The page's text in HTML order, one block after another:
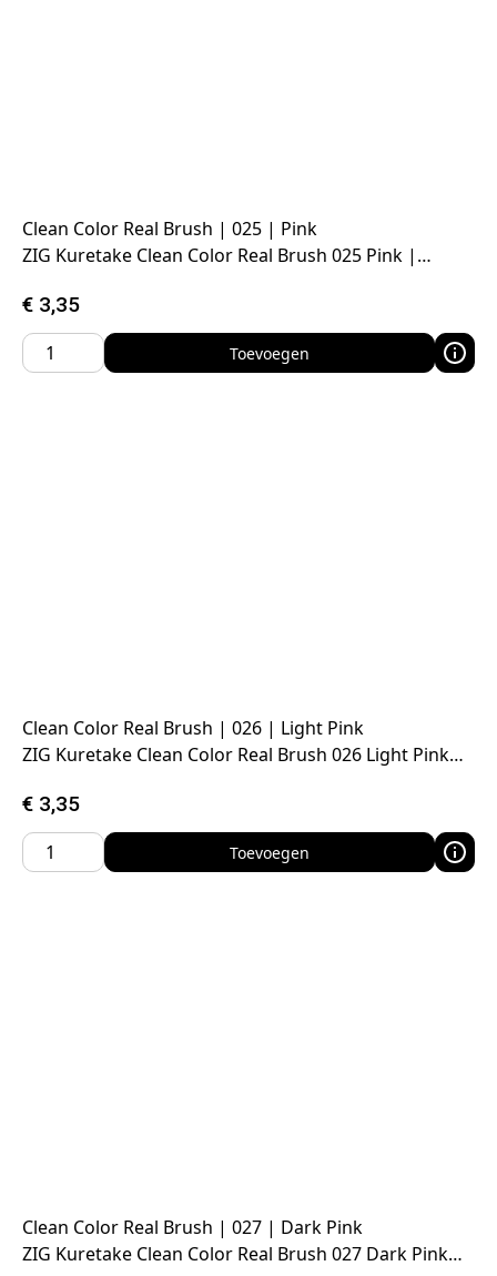
Clean Color Real Brush | 025 | Pink
ZIG Kuretake Clean Color Real Brush 025 Pink |…
€ 3,35
Toevoegen
Clean Color Real Brush | 026 | Light Pink
ZIG Kuretake Clean Color Real Brush 026 Light Pink…
€ 3,35
Toevoegen
Clean Color Real Brush | 027 | Dark Pink
ZIG Kuretake Clean Color Real Brush 027 Dark Pink…